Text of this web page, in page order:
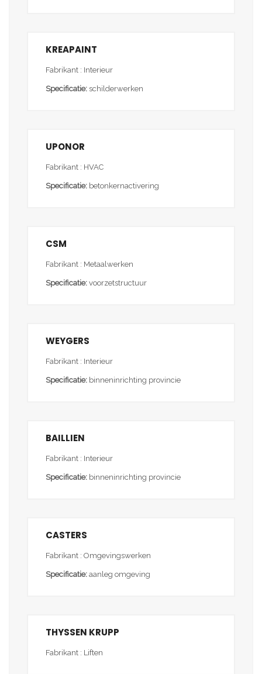
KREAPAINT
Fabrikant : Interieur
Specificatie: schilderwerken
UPONOR
Fabrikant : HVAC
Specificatie: betonkernactivering
CSM
Fabrikant : Metaalwerken
Specificatie: voorzetstructuur
WEYGERS
Fabrikant : Interieur
Specificatie: binneninrichting provincie
BAILLIEN
Fabrikant : Interieur
Specificatie: binneninrichting provincie
CASTERS
Fabrikant : Omgevingswerken
Specificatie: aanleg omgeving
THYSSEN KRUPP
Fabrikant : Liften